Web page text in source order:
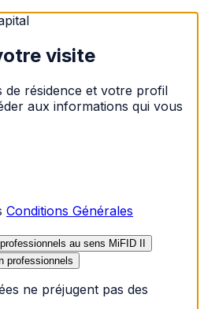
visite
de résidence et votre profil
aux informations qui vous
Conditions Générales
au sens MiFID II
professionnels
ne préjugent pas des